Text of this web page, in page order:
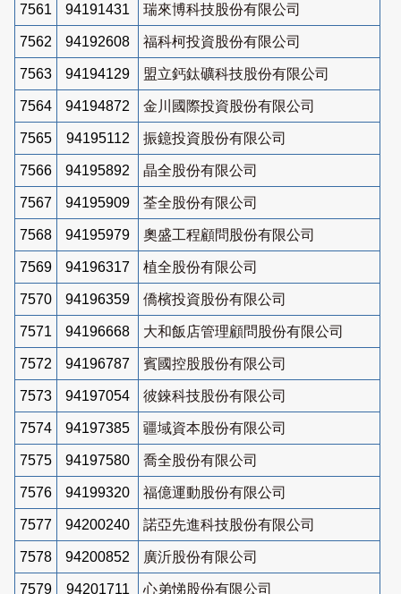
7561 94191431 瑞來博科技股份有限公司
7562 94192608 福科柯投資股份有限公司
7563 94194129 盟立鈣鈦礦科技股份有限公司
7564 94194872 金川國際投資股份有限公司
7565 94195112 振鐿投資股份有限公司
7566 94195892 晶全股份有限公司
7567 94195909 荃全股份有限公司
7568 94195979 奧盛工程顧問股份有限公司
7569 94196317 植全股份有限公司
7570 94196359 僑檳投資股份有限公司
7571 94196668 大和飯店管理顧問股份有限公司
7572 94196787 賓國控股股份有限公司
7573 94197054 彼錸科技股份有限公司
7574 94197385 疆域資本股份有限公司
7575 94197580 喬全股份有限公司
7576 94199320 福億運動股份有限公司
7577 94200240 諾亞先進科技股份有限公司
7578 94200852 廣沂股份有限公司
7579 94201711 心弟悌股份有限公司